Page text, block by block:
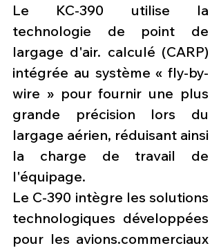
Le KC-390 utilise la
technologie de point de
largage d'air. calculé (CARP)
intégrée au système « fly-by-
wire » pour fournir une plus
grande précision lors du
largage aérien, réduisant ainsi
la charge de travail de
l'équipage.
Le C-390 intègre les solutions
technologiques développées
pour les avions.commerciaux